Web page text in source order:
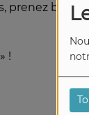
prenez bien
!